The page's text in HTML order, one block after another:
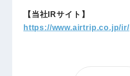
【当社IRサイト】
https://www.airtrip.co.jp/ir/